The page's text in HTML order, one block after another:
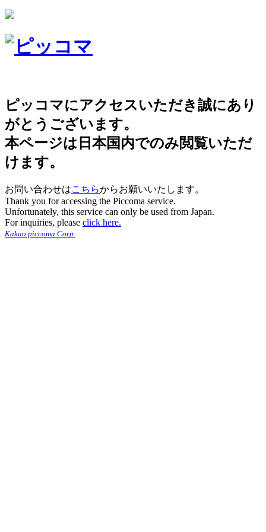
ピッコマにアクセスいただき誠にあり
がとうございます。
本ページは日本国内でのみ閲覧いただ
けます。
お問い合わせはこちらからお願いいたします。
Thank you for accessing the Piccoma service.
Unfortunately, this service can only be used from Japan.
For inquiries, please click here.
Kakao piccoma Corp.